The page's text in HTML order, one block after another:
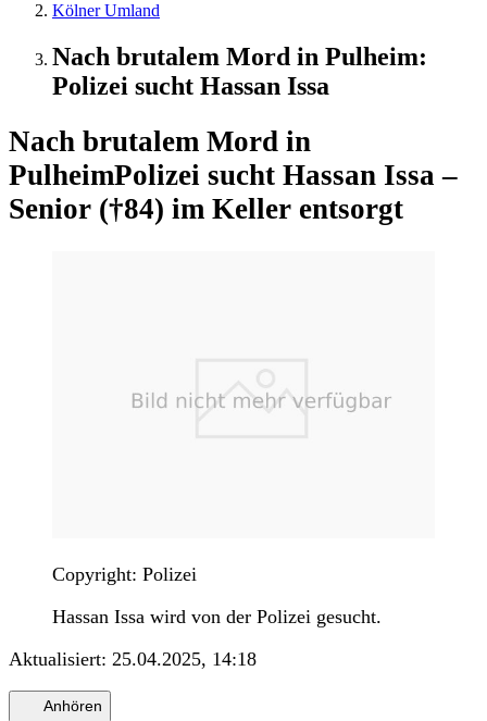
Kölner Umland
Nach brutalem Mord in Pulheim:
Polizei sucht Hassan Issa
Nach brutalem Mord in
PulheimPolizei sucht Hassan Issa –
Senior (†84) im Keller entsorgt
Copyright: Polizei
Hassan Issa wird von der Polizei gesucht.
Aktualisiert: 25.04.2025, 14:18
Anhören